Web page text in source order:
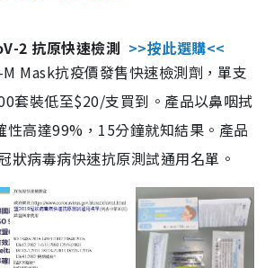
2 抗原快速檢測 >>按此選購<<
Mask抗疫價發售快速檢測劑，單支
套裝低至$20/支買到。產品以鼻咽拭
性高達99%，15分鐘就知結果。產品
狀病毒病快速抗原測試通用名單。